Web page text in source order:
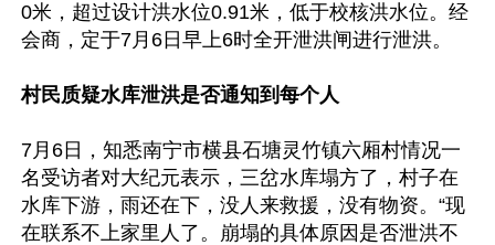
0米，超过设计洪水位0.91米，低于校核洪水位。经
会商，定于7月6日早上6时全开泄洪闸进行泄洪。
村民质疑水库泄洪是否通知到每个人
7月6日，知悉南宁市横县石塘灵竹镇六厢村情况一
名受访者对大纪元表示，三岔水库塌方了，村子在
水库下游，雨还在下，没人来救援，没有物资。“现
在联系不上家里人了。崩塌的具体原因是否泄洪不